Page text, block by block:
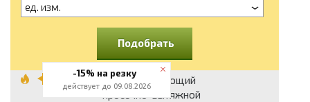
ед. изм.
Подобрать
Лист нержавеющий
просечно-вытяжной
-15% на резку
действует до 09.08.2026